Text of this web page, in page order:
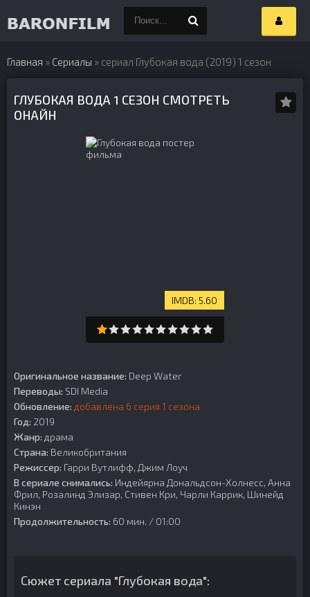
Главная » Сериалы » сериал Глубокая вода (2019) 1 сезон
ГЛУБОКАЯ ВОДА 1 СЕЗОН СМОТРЕТЬ
ОНАЙН
5.60
Оригинальное название: Deep Water
Переводы: SDI Media
Обновление: добавлена 6 серия 1 сезона
Год: 2019
Жанр: драма
Страна: Великобритания
Режиссер: Гарри Вутлифф, Джим Лоуч
В сериале снимались: Индейярна Дональдсон-Холнесс, Анна
Фрил, Розалинд Элизар, Стивен Кри, Чарли Каррик, Шинейд
Кинэн
Продолжительность: 60 мин. / 01:00
Сюжет сериала "Глубокая вода":